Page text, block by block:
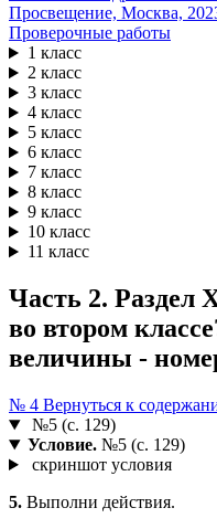
Проверочные работы
1 класс
2 класс
3 класс
4 класс
5 класс
6 класс
7 класс
8 класс
9 класс
10 класс
11 класс
Часть 2. Раздел
во втором
величины -
№ 4 Вернуться к
№5 (с. 129)
Условие.№5 (с. 129)
скриншот условия
5. Выполни действия.